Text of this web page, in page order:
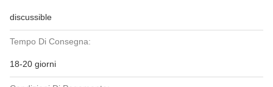
discussible
Tempo Di Consegna:
18-20 giorni